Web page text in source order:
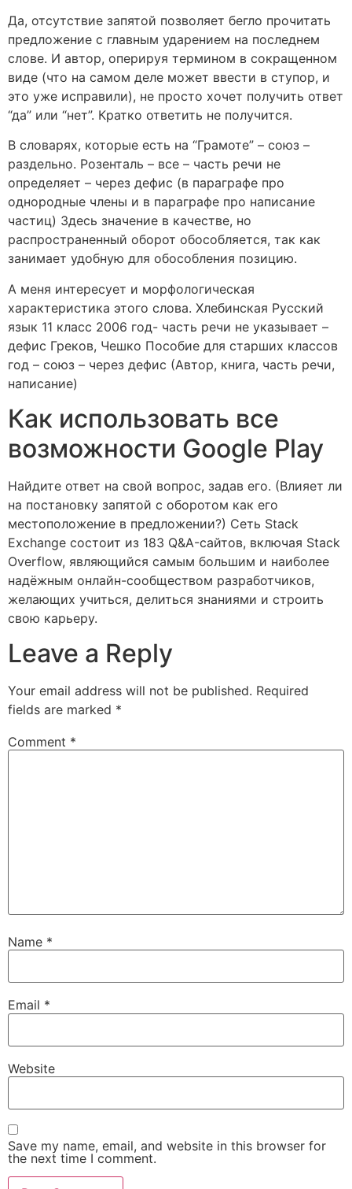
Да, отсутствие запятой позволяет бегло прочитать
предложение с главным ударением на последнем
слове. И автор, оперируя термином в сокращенном
виде (что на самом деле может ввести в ступор, и
это уже исправили), не просто хочет получить ответ
“да” или “нет”. Кратко ответить не получится.
В словарях, которые есть на “Грамоте” – союз –
раздельно. Розенталь – все – часть речи не
определяет – через дефис (в параграфе про
однородные члены и в параграфе про написание
частиц) Здесь значение в качестве, но
распространенный оборот обособляется, так как
занимает удобную для обособления позицию.
А меня интересует и морфологическая
характеристика этого слова. Хлебинская Русский
язык 11 класс 2006 год- часть речи не указывает –
дефис Греков, Чешко Пособие для старших классов
год – союз – через дефис (Автор, книга, часть речи,
написание)
Как использовать все
возможности Google Play
Найдите ответ на свой вопрос, задав его. (Влияет ли
на постановку запятой с оборотом как его
местоположение в предложении?) Сеть Stack
Exchange состоит из 183 Q&A-сайтов, включая Stack
Overflow, являющийся самым большим и наиболее
надёжным онлайн-сообществом разработчиков,
желающих учиться, делиться знаниями и строить
свою карьеру.
Leave a Reply
Your email address will not be published. Required
fields are marked *
Comment *
Name *
Email *
Website
Save my name, email, and website in this browser for
the next time I comment.